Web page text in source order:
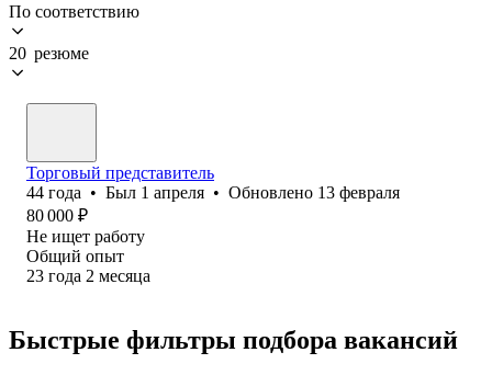
По соответствию
20 резюме
Торговый представитель
44 года • Был 1 апреля • Обновлено 13 февраля
80 000 ₽
Не ищет работу
Общий опыт
23 года 2 месяца
Быстрые фильтры подбора вакансий